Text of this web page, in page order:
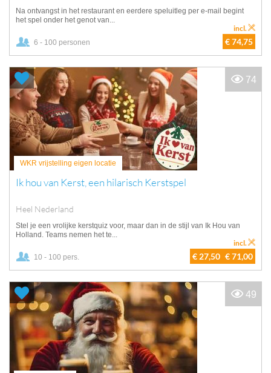
Na ontvangst in het restaurant en eerdere speluitleg per e-mail begint
het spel onder het genot van...
6 - 100 personen € 74,75
incl.
WKR vrijstelling eigen locatie
Ik hou van Kerst, een hilarisch Kerstspel
Heel Nederland
Stel je een vrolijke kerstquiz voor, maar dan in de stijl van Ik Hou van
Holland. Teams nemen het te...
10 - 100 pers. € 27,50 € 71,00
incl.
74
49